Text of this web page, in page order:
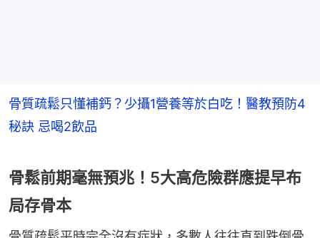
骨質疏鬆只懂補鈣？少攝1營養等於白吃！醫教預防4
秘訣 忌喝2飲品
骨鬆前期毫無預兆！5大高危險群應提早布
局存骨本